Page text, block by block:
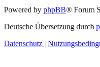
Powered by phpBB® Forum
Deutsche Übersetzung durch
Datenschutz |